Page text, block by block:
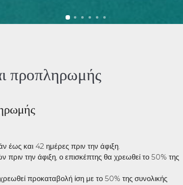
προπληρωμής
έως και 42 ημέρες πριν την άφιξη.
την άφιξη, ο επισκέπτης θα χρεωθεί το 50% της
προκαταβολή ίση με το 50% της συνολικής